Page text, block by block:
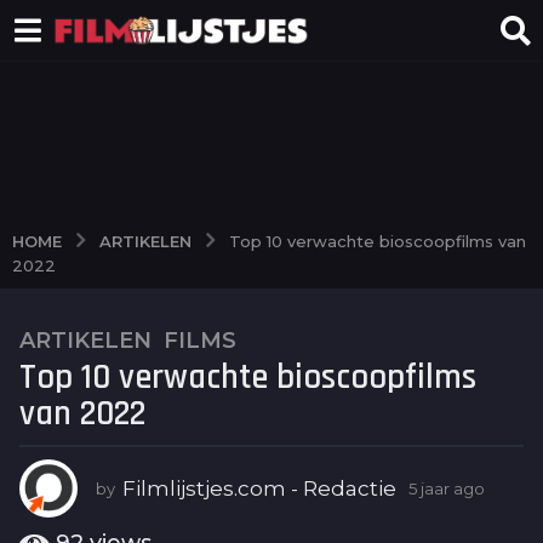
HOME ARTIKELEN
Top 10 verwachte bioscoopfilms van
2022
5
j
a
a
g
ARTIKELEN ,FILMS
Top 10 verwachte bioscoopfilms
van 2022
by Filmlijstjes.com - Redactie 5 jaar ago